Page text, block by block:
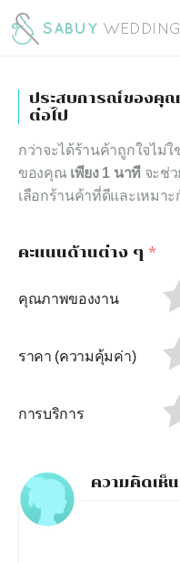
ประสบการณ์ของคุ
ต่อไป
กว่าจะได้ร้านค้าถูกใจไม่ใ
ของคุณ เพียง 1 นาที จะช่
เลือกร้านค้าที่ดีและเหมาะ
คะแนนด้านต่าง ๆ *
คุณภาพของงาน
ราคา (ความคุ้มค่า)
การบริการ
ความคิดเห็น